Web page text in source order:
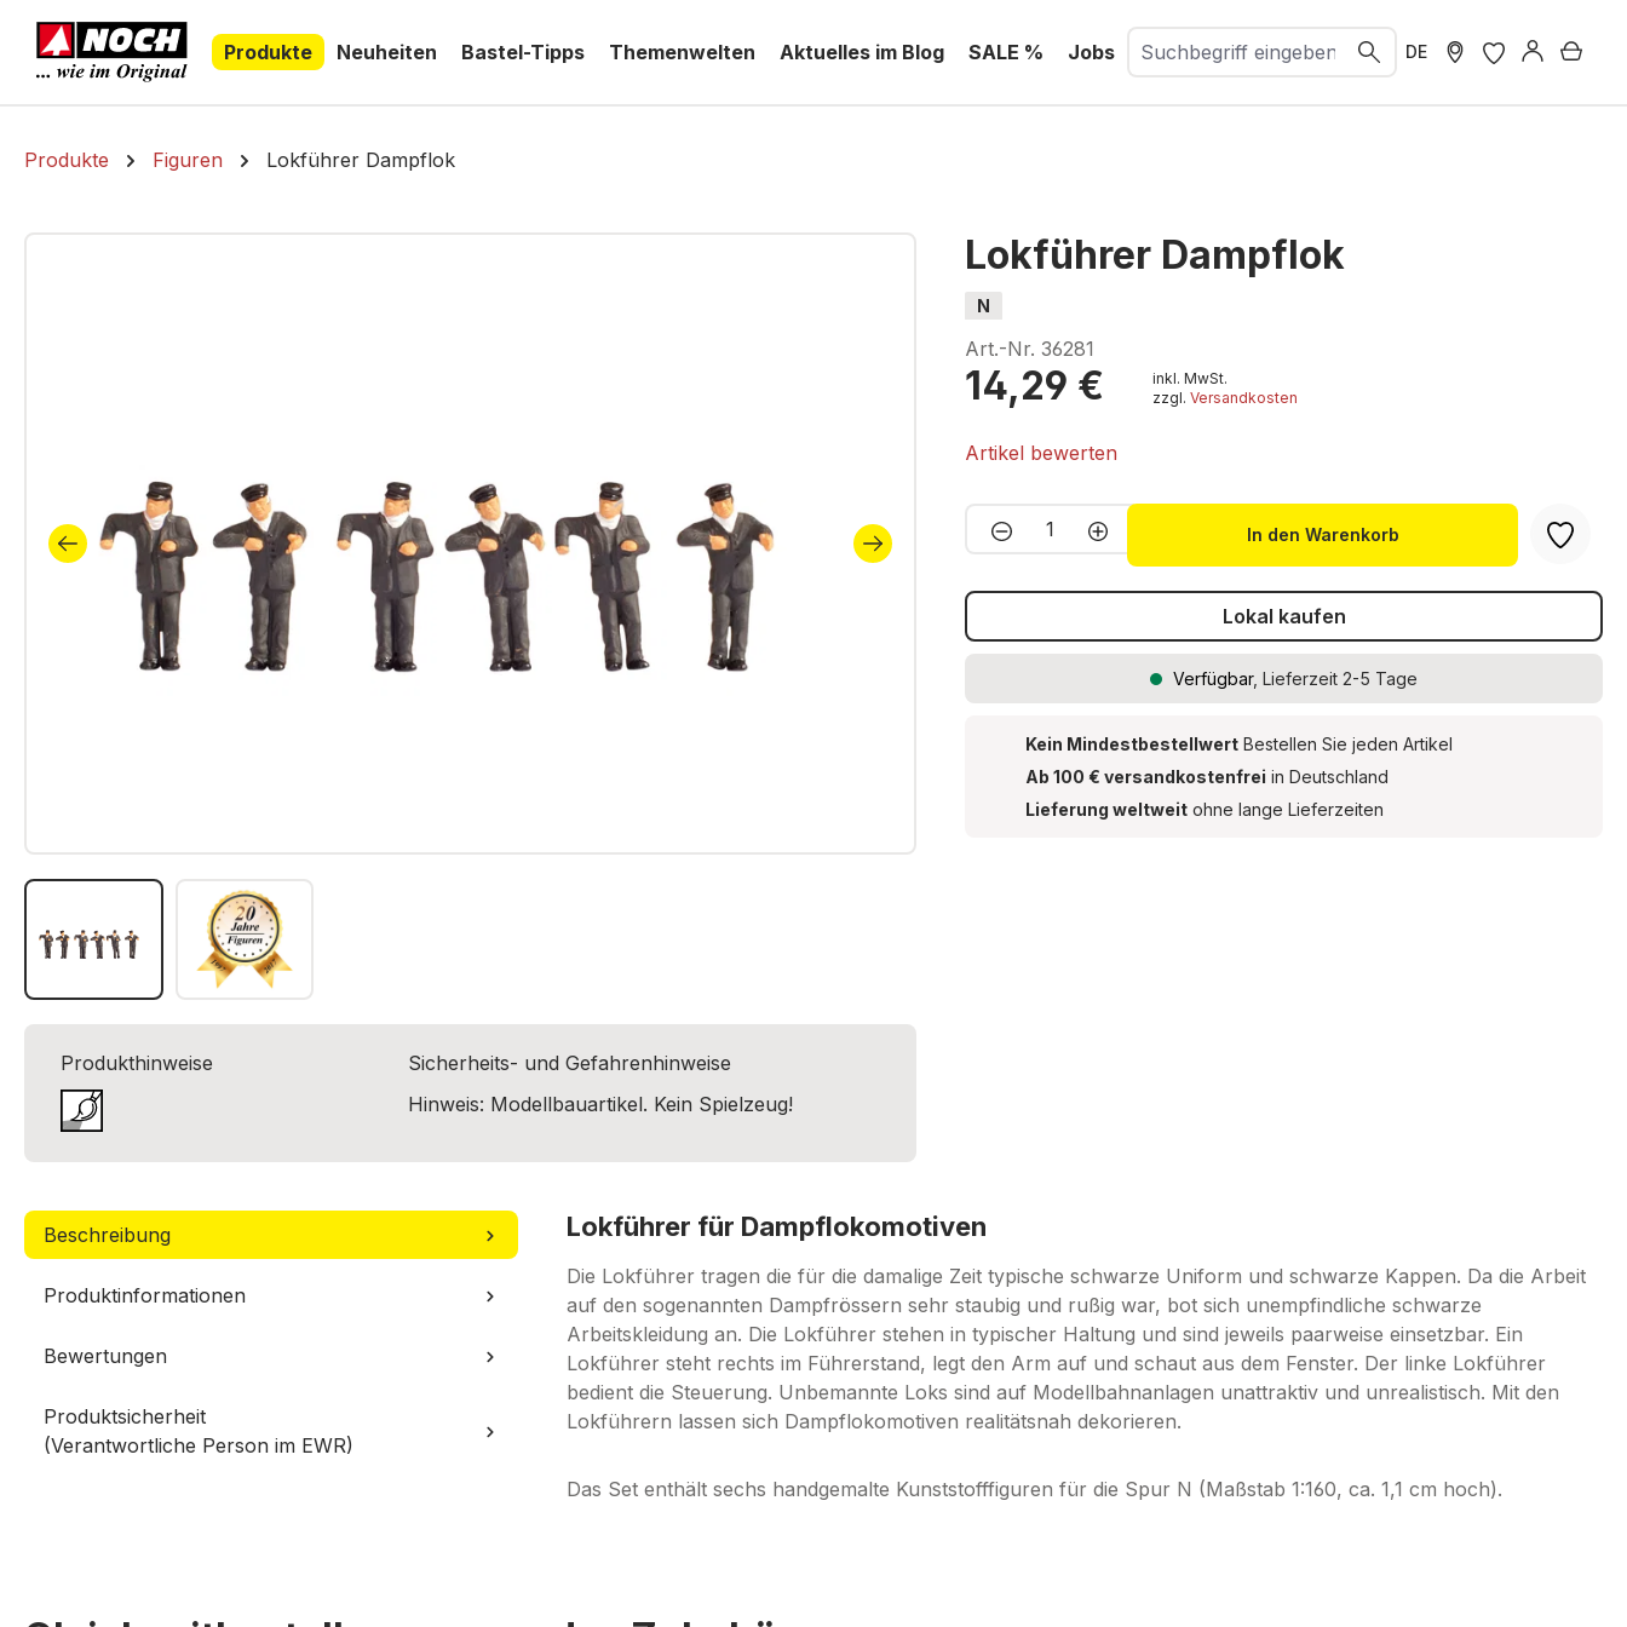
Zur Hauptnavigation springen
Produkte
Neuheiten Bastel-Tipps Themenwelten Aktuelles im Blog SALE % Jobs DE
Produkte Figuren Lokführer Dampflok
Bildergalerie überspringen Lokführer Dampflok
N
Art.-Nr.36281
14,29 €
inkl. MwSt.
zzgl.Versandkosten
Artikel bewerten
Produkt Anzahl: Gib den gewünschten Wert
In den Warenkorb
Lokal kaufen
Verfügbar, Lieferzeit 2-5 Tage
Kein Mindestbestellwert Bestellen Sie jeden Artikel
Ab 100 € versandkostenfrei in Deutschland
Lieferung weltweit ohne lange Lieferzeiten
Produkthinweise
Sicherheits- und Gefahrenhinweise
Hinweis: Modellbauartikel. Kein Spielzeug!
Beschreibung
Produktinformationen
Bewertungen
Produktsicherheit
(Verantwortliche Person im EWR)
Lokführer für Dampflokomotiven
Die Lokführer tragen die für die damalige Zeit typische schwarze Uniform und schwarze Kappen. Da die Arbeit
auf den sogenannten Dampfrössern sehr staubig und rußig war, bot sich unempfindliche schwarze
Arbeitskleidung an. Die Lokführer stehen in typischer Haltung und sind jeweils paarweise einsetzbar. Ein
Lokführer steht rechts im Führerstand, legt den Arm auf und schaut aus dem Fenster. Der linke Lokführer
bedient die Steuerung. Unbemannte Loks sind auf Modellbahnanlagen unattraktiv und unrealistisch. Mit den
Lokführern lassen sich Dampflokomotiven realitätsnah dekorieren.
Das Set enthält sechs handgemalte Kunststofffiguren für die Spur N (Maßstab 1:160, ca. 1,1 cm hoch).